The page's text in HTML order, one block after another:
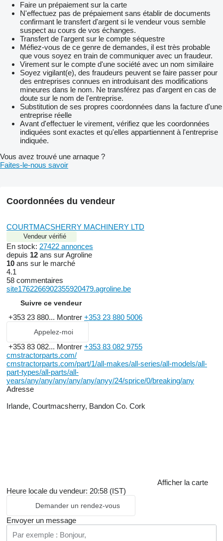
Faire un prépaiement sur la carte
N'effectuez pas de prépaiement sans établir de documents
confirmant le transfert d'argent si le vendeur vous semble
suspect au cours de vos échanges.
Transfert de l'argent sur le compte séquestre
Méfiez-vous de ce genre de demandes, il est très probable
que vous soyez en train de communiquer avec un fraudeur.
Virement sur le compte d'une société avec un nom similaire
Soyez vigilant(e), des fraudeurs peuvent se faire passer pour
des entreprises connues en introduisant des modifications
mineures dans le nom. Ne transférez pas d'argent en cas de
doute sur le nom de l'entreprise.
Substitution de ses propres coordonnées dans la facture d'une
entreprise réelle
Avant d'effectuer le virement, vérifiez que les coordonnées
indiquées sont exactes et qu'elles appartiennent à l'entreprise
indiquée.
Vous avez trouvé une arnaque ?
Faites-le-nous savoir
Coordonnées du vendeur
COURTMACSHERRY MACHINERY LTD
Vendeur vérifié
En stock: 27422 annonces
depuis 12 ans sur Agroline
10 ans sur le marché
4.1
58 commentaires
site1762266902355920479.agroline.be
Suivre ce vendeur
+353 23 880... Montrer +353 23 880 5006
Appelez-moi
+353 83 082... Montrer +353 83 082 9755
cmstractorparts.com/
cmstractorparts.com/part/1/all-makes/all-series/all-models/all-
part-types/all-parts/all-
years/any/any/any/any/any/anyy/24/sprice/0/breaking/any
Adresse
Irlande, Courtmacsherry, Bandon Co. Cork
Afficher la carte
Heure locale du vendeur: 20:58 (IST)
Demander un rendez-vous
Envoyer un message